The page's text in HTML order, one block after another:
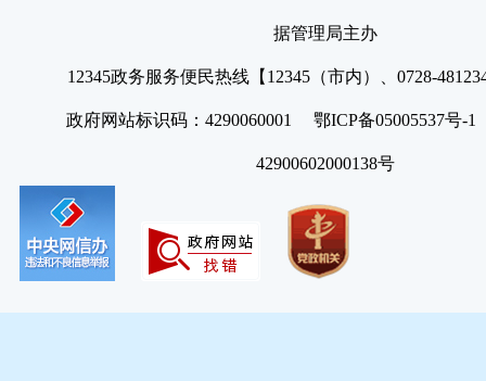
据管理局主办
12345政务服务便民热线【12345（市内）、0728-
政府网站标识码：4290060001 鄂ICP备05005537号
42900602000138号